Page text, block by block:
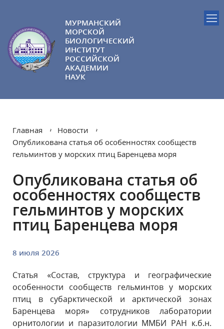
МУРМАНСКИЙ
МОРСКОЙ
БИОЛОГИЧЕСКИЙ
ИНСТИТУТ
РОССИЙСКОЙ
АКАДЕМИИ
НАУК
Главная
Новости
Опубликована статья об особенностях сообществ
гельминтов у морских птиц Баренцева моря
Опубликована статья об
особенностях сообществ
гельминтов у морских
птиц Баренцева моря
8 июля 2026
Статья «Состав, структура и географические
особенности сообществ гельминтов у морских
птиц в субарктической и арктической зонах
Баренцева моря» сотрудников лаборатории
орнитологии и паразитологии ММБИ РАН к.б.н.